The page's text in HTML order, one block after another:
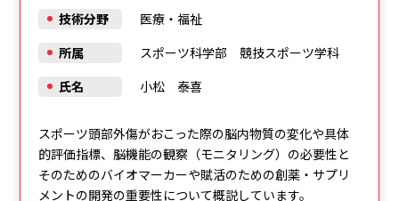
技術分野
医療・福祉
所属
スポーツ科学部 競技スポーツ学科
氏名
小松 泰喜
スポーツ頭部外傷がおこった際の脳内物質の変化や具体
的評価指標、脳機能の観察（モニタリング）の必要性と
そのためのバイオマーカーや賦活のための創薬・サプリ
メントの開発の重要性について概説しています。